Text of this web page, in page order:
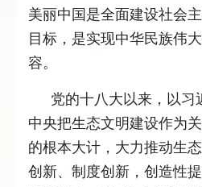
美丽中国是全面建设社会
目标，是实现中华民族伟
容。
党的十八大以来，以习
中央把生态文明建设作为
的根本大计，大力推动生
创新、制度创新，创造性